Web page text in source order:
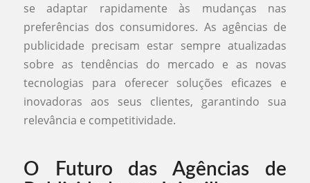
se adaptar rapidamente às mudanças nas
preferências dos consumidores. As agências de
publicidade precisam estar sempre atualizadas
sobre as tendências do mercado e as novas
tecnologias para oferecer soluções eficazes e
inovadoras aos seus clientes, garantindo sua
relevância e competitividade.
O Futuro das Agências de